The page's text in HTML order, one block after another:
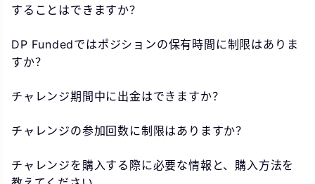
することはできますか？
DP Fundedではポジションの保有時間に制限はありま
すか？
チャレンジ期間中に出金はできますか？
チャレンジの参加回数に制限はありますか？
チャレンジを購入する際に必要な情報と、購入方法を